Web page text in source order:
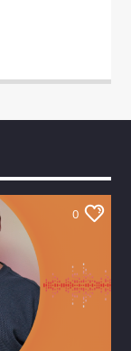
0